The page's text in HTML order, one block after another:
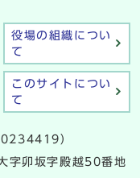
役場の組織につい
て
このサイトについ
て
）
字卯坂字殿越50番地